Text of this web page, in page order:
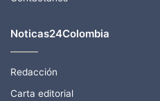
Noticas24Colombia
Redacción
Carta editorial